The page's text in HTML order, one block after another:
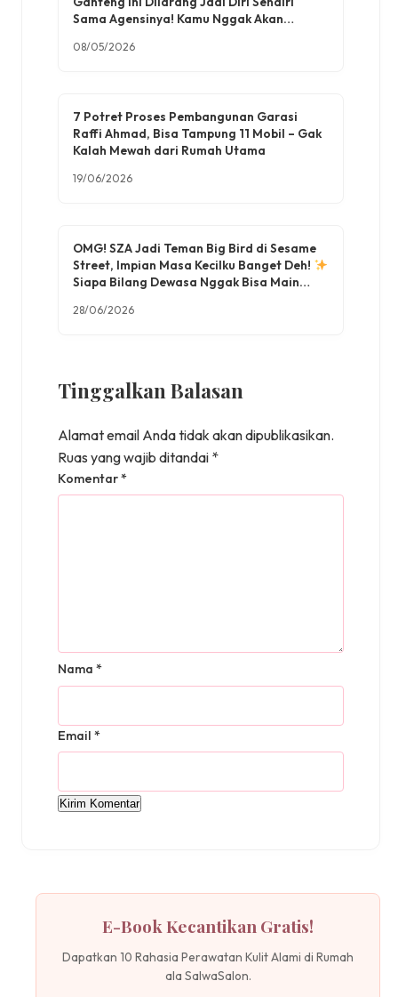
Sama Agensinya! Kamu Nggak Akan
08/05/2026
7 Potret Proses Pembangunan Garasi
Raffi Ahmad, Bisa Tampung 11 Mobil – Gak
Kalah Mewah dari Rumah Utama
19/06/2026
OMG! SZA Jadi Teman Big Bird di Sesame
Street, Impian Masa Kecilku Banget Deh!
Siapa Bilang Dewasa Nggak Bisa Main
28/06/2026
Tinggalkan Balasan
Alamat email Anda tidak akan dipublikasikan.
Ruas yang wajib ditandai *
Komentar*
Nama *
Email *
E-Book Kecantikan Gratis!
Dapatkan 10 Rahasia Perawatan Kulit Alami di Rumah
ala SalwaSalon.